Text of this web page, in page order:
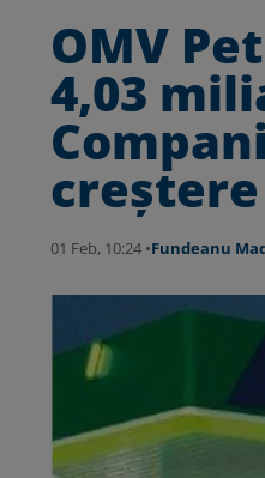
OMV
4,03
creștere
01 Feb, 10:24 •Fundeanu